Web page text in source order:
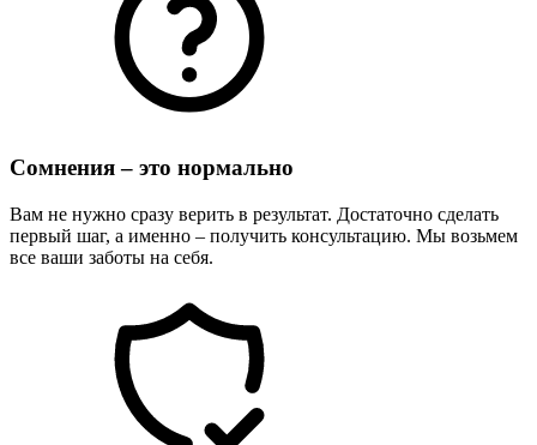
Сомнения – это нормально
Вам не нужно сразу верить в результат. Достаточно сделать
первый шаг, а именно – получить консультацию. Мы возьмем
все ваши заботы на себя.